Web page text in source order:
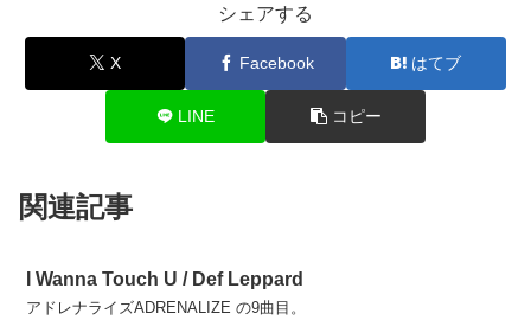
シェアする
X Facebook はてブ
LINE コピー
関連記事
I Wanna Touch U / Def Leppard
アドレナライズADRENALIZE の9曲目。